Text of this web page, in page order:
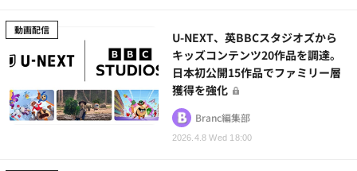
動画配信
2026.4.8 Wed 18:00
U-NEXT、英BBCスタジオズから
キッズコンテンツ20作品を調達。
日本初公開15作品でファミリー層
獲得を強化
Branc編集部